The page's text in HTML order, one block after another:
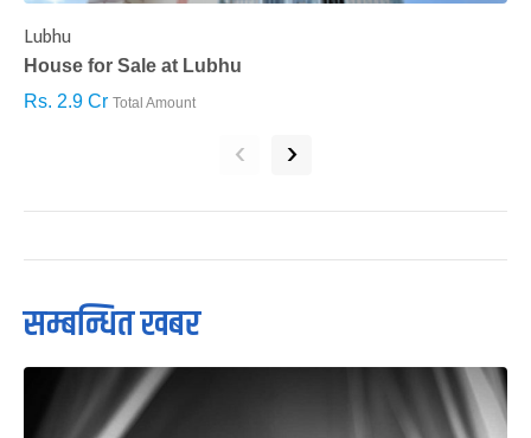
Lubhu
House for Sale at Lubhu
Rs. 2.9 Cr Total Amount
‹ ›
सम्बन्धित खबर